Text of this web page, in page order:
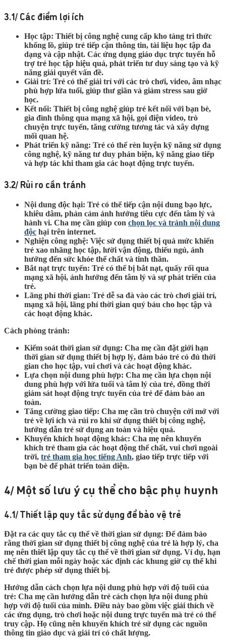
3.1/ Các điểm lợi ích
Học tập: Thiết bị công nghệ cung cấp kho tàng tri thức
khổng lồ, giúp trẻ tiếp cận thông tin, tài liệu học tập đa
dạng và cập nhật. Các ứng dụng giáo dục trực tuyến hỗ
trợ trẻ học tập hiệu quả, phát triển tư duy sáng tạo và kỹ
năng giải quyết vấn đề.
Giải trí: Trẻ có thể giải trí với các trò chơi, video, âm nhạc
phù hợp lứa tuổi, giúp thư giãn và giảm stress sau giờ
học.
Kết nối: Thiết bị công nghệ giúp trẻ kết nối với bạn bè,
gia đình thông qua mạng xã hội, gọi điện video, trò
chuyện trực tuyến, tăng cường tương tác và xây dựng
mối quan hệ.
Phát triển kỹ năng: Trẻ có thể rèn luyện kỹ năng sử dụng
công nghệ, kỹ năng tư duy phản biện, kỹ năng giao tiếp
và hợp tác khi tham gia các hoạt động trực tuyến.
3.2/ Rủi ro cần tránh
Nội dung độc hại: Trẻ có thể tiếp cận nội dung bạo lực,
khiêu dâm, phản cảm ảnh hưởng tiêu cực đến tâm lý và
hành vi. Cha mẹ cần giúp con chọn lọc và tránh nội dung
độc hại trên internet.
Nghiện công nghệ: Việc sử dụng thiết bị quá mức khiến
trẻ xao nhãng học tập, lười vận động, thiếu ngủ, ảnh
hưởng đến sức khỏe thể chất và tinh thần.
Bắt nạt trực tuyến: Trẻ có thể bị bắt nạt, quấy rối qua
mạng xã hội, ảnh hưởng đến tâm lý và sự phát triển của
trẻ.
Lãng phí thời gian: Trẻ dễ sa đà vào các trò chơi giải trí,
mạng xã hội, lãng phí thời gian quý báu cho học tập và
các hoạt động khác.
Cách phòng tránh:
Kiểm soát thời gian sử dụng: Cha mẹ cần đặt giới hạn
thời gian sử dụng thiết bị hợp lý, đảm bảo trẻ có đủ thời
gian cho học tập, vui chơi và các hoạt động khác.
Lựa chọn nội dung phù hợp: Cha mẹ cần lựa chọn nội
dung phù hợp với lứa tuổi và tâm lý của trẻ, đồng thời
giám sát hoạt động trực tuyến của trẻ để đảm bảo an
toàn.
Tăng cường giao tiếp: Cha mẹ cần trò chuyện cởi mở với
trẻ về lợi ích và rủi ro khi sử dụng thiết bị công nghệ,
hướng dẫn trẻ sử dụng an toàn và hiệu quả.
Khuyến khích hoạt động khác: Cha mẹ nên khuyến
khích trẻ tham gia các hoạt động thể chất, vui chơi ngoài
trời, trẻ tham gia học tiếng Anh, giao tiếp trực tiếp với
bạn bè để phát triển toàn diện.
4/ Một số lưu ý cụ thể cho bậc phụ huynh
4.1/ Thiết lập quy tắc sử dụng để bảo vệ trẻ
Đặt ra các quy tắc cụ thể về thời gian sử dụng: Để đảm bảo
rằng thời gian sử dụng thiết bị công nghệ của trẻ là hợp lý, cha
mẹ nên thiết lập quy tắc cụ thể về thời gian sử dụng. Ví dụ, hạn
chế thời gian mỗi ngày hoặc xác định các khung giờ cụ thể khi
trẻ được phép sử dụng thiết bị.
Hướng dẫn cách chọn lựa nội dung phù hợp với độ tuổi của
trẻ: Cha mẹ cần hướng dẫn trẻ cách chọn lựa nội dung phù
hợp với độ tuổi của mình. Điều này bao gồm việc giải thích về
các ứng dụng, trò chơi hoặc nội dung trực tuyến mà trẻ có thể
truy cập. Họ cũng nên khuyến khích trẻ sử dụng các nguồn
thông tin giáo dục và giải trí có chất lượng.